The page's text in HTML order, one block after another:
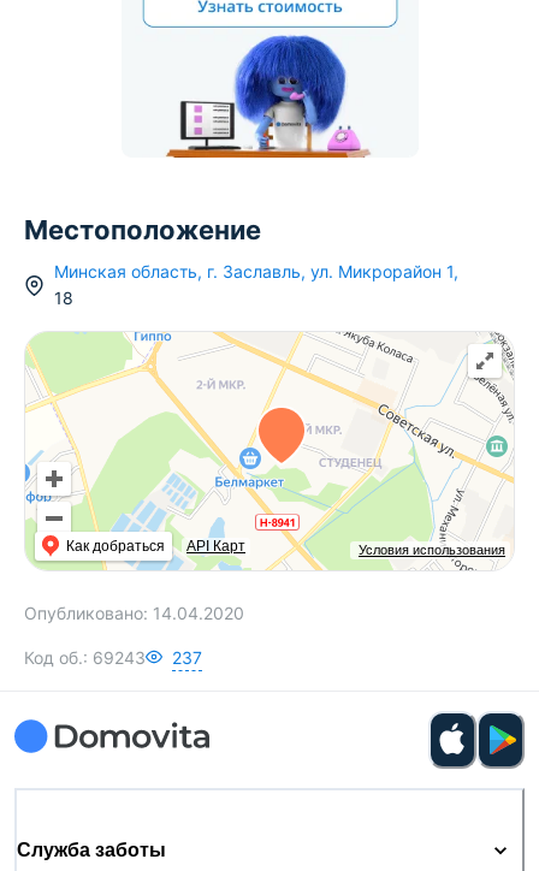
Местоположение
Минская область, г. Заславль, ул. Микрорайон 1,
18
Условия использования
Как добраться API Карт
Опубликовано: 14.04.2020
Код об.: 69243 237
Служба заботы